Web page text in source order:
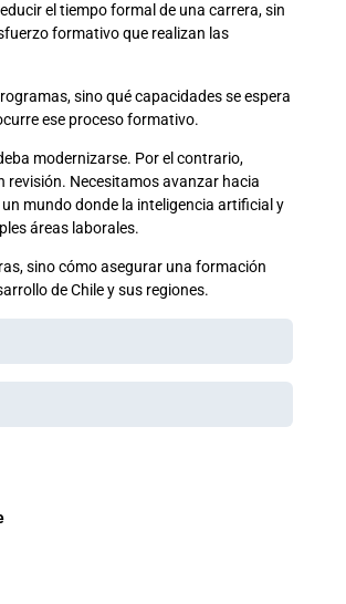
el tiempo formal de una carrera, sin
formativo que realizan las
sino qué capacidades se espera
ese proceso formativo.
modernizarse. Por el contrario,
revisión. Necesitamos avanzar hacia
mundo donde la inteligencia artificial y
áreas laborales.
sino cómo asegurar una formación
de Chile y sus regiones.